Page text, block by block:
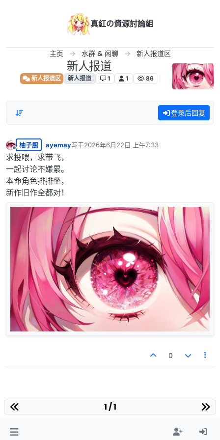
真紅の資源討論組
主页 水群 & 闲聊 新人报道区
新人报道
新人报道区 新人报道 1 1 86
登录后回复
离线
柚子厨 ayemay写于2026年6月22日 上午7:33
最后由 编辑
求投喂，求带飞，
一起讨论不嫌累。
本命角色排排坐，
新作旧作全都对！
0
1 / 1